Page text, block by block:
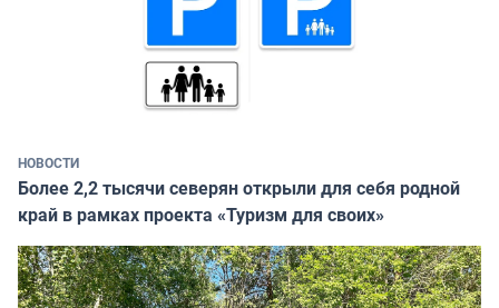
НОВОСТИ
Более 2,2 тысячи северян открыли для себя родной
край в рамках проекта «Туризм для своих»